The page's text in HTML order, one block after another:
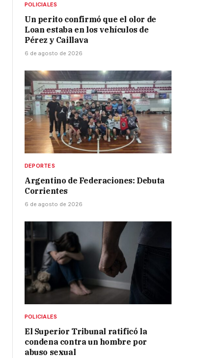
POLICIALES
Un perito confirmó que el olor de
Loan estaba en los vehículos de
Pérez y Caillava
6 de agosto de 2026
DEPORTES
Argentino de Federaciones: Debuta
Corrientes
6 de agosto de 2026
POLICIALES
El Superior Tribunal ratificó la
condena contra un hombre por
abuso sexual